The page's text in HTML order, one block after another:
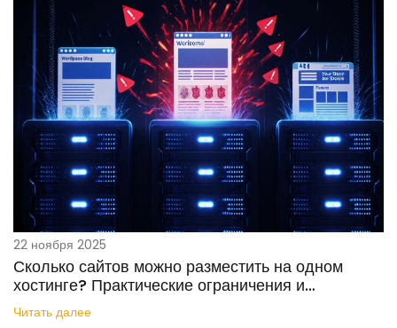
22 ноября 2025
Сколько сайтов можно разместить на одном
хостинге? Практические ограничения и
рекомендации
Читать далее